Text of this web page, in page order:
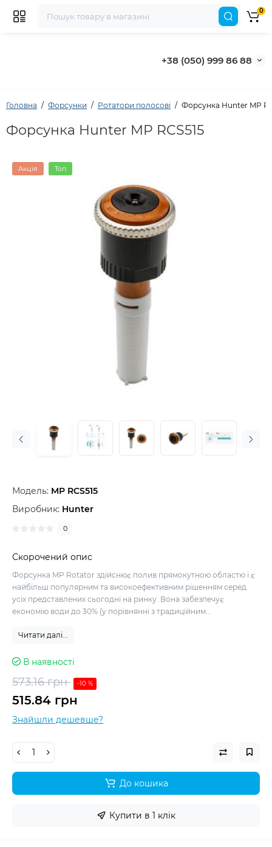
+38 (050) 999 86 88
0
Головна Форсунки Ротатори полосові Форсунка Hunter MP
Форсунка Hunter MP RCS515
Акція Топ
Модель: MP RCS515
Виробник: Hunter
0
Скорочений опис
Форсунка MP Rotator здійснює полив прямокутною областю і є
найбільш популярним та високоефективним рішенням серед
усіх представлених сьогодні на ринку. Вона забезпечує
економію води до 30% (у порівнянні з традиційним...
Читати далі...
В наявності
573.16 грн -10 %
515.84 грн
Знайшли дешевше?
До кошика
Купити в 1 клік